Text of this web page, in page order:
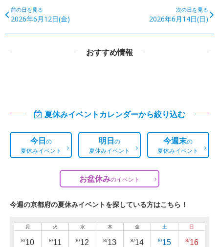
前の日を見る
2026年6月12日(金)
次の日を見る
2026年6月14日(日)
おすすめ情報
夏休みイベントカレンダーから絞り込む
今日の
夏休みイベント
明日の
夏休みイベント
今週末の
夏休みイベント
お盆休みのイベント
今週の京都府の夏休みイベントを探している方はこちら！
月
8/10
火
8/11
水
8/12
木
8/13
金
8/14
土
8/15
日
8/16